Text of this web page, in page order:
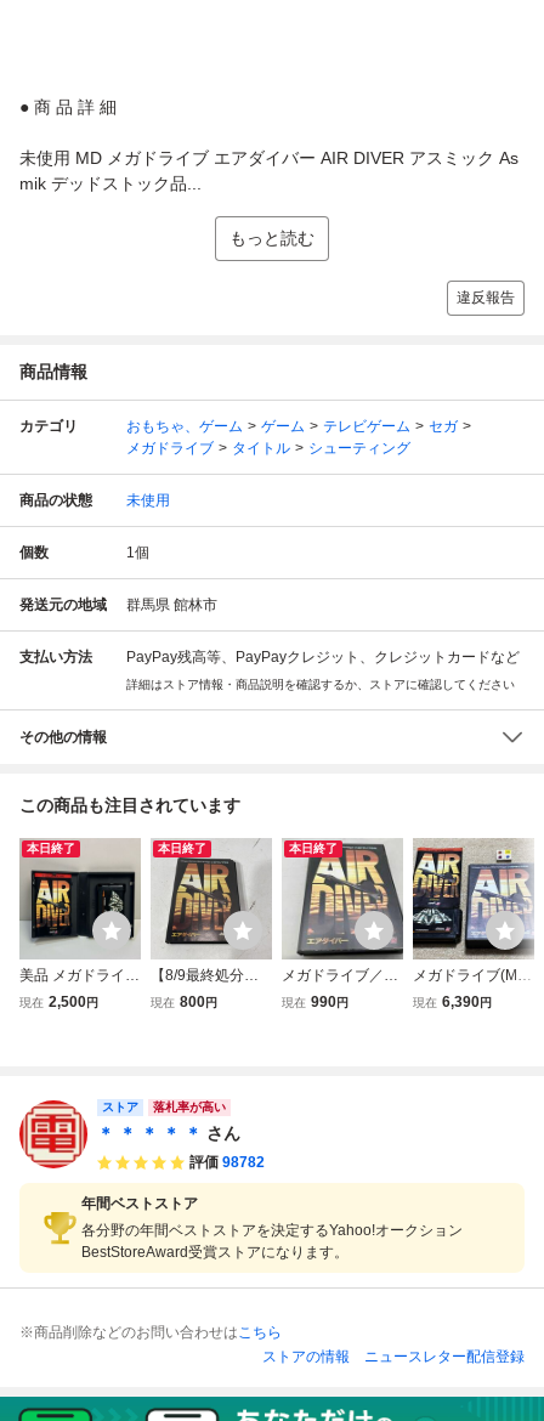
● 商 品 詳 細
未使用 MD メガドライブ エアダイバー AIR DIVER アスミック As
mik デッドストック品...
もっと読む
違反報告
商品情報
カテゴリ おもちゃ、ゲーム ゲーム テレビゲーム
セガ
メガドライブ
タイトル シューティング
商品の状態 未使用
個数 1個
発送元の地域 群馬県 館林市
支払い方法 PayPay残高等、PayPayクレジット、クレジットカードなど
詳細はストア情報・商品説明を確認するか、ストアに確認してください
その他の情報
この商品も注目されています
本日終了
美品 メガドライブ
エアダイバー AIR
現在 2,500円
本日終了
【8/9最終処分】AI
R DIVER/エアダイ
0603/小5121/070
8
現在 800円
本日終了
メガドライブ／M
D エアーダイバー
現在 990円
メガドライブ(MD)
「エアダイバー」
現在 6,390円
ストア 落札率が高い
＊ ＊ ＊ ＊ ＊ さん
評価 98782
年間ベストストア
各分野の年間ベストストアを決定するYahoo!オークション
BestStoreAward受賞ストアになります。
※商品削除などのお問い合わせはこちら
ストアの情報
ニュースレター配信登録